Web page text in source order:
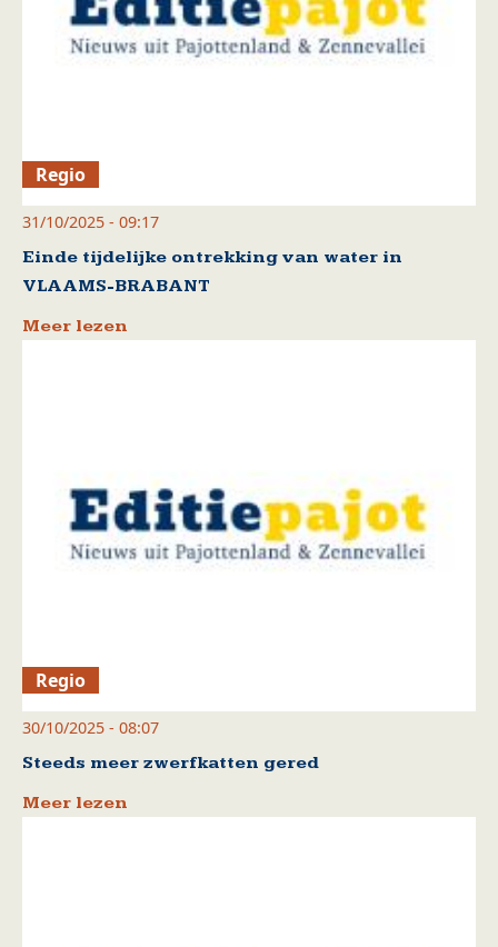
Regio
31/10/2025 - 09:17
Einde tijdelijke ontrekking van water in
VLAAMS-BRABANT
Meer lezen
Regio
30/10/2025 - 08:07
Steeds meer zwerfkatten gered
Meer lezen